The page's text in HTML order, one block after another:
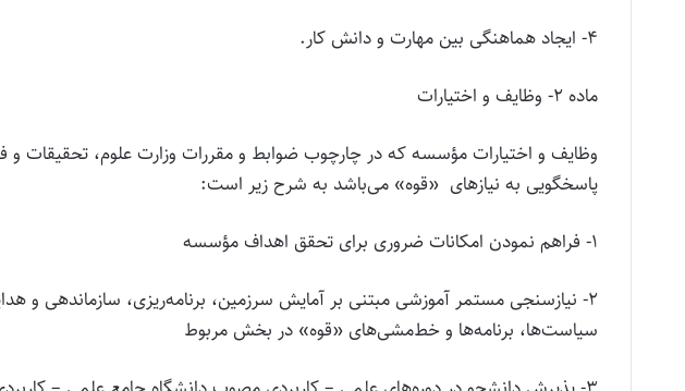
۴- ایجاد هماهنگی بین مهارت و دانش کار.
ماده ۲- وظایف و اختیارات
وظایف و اختیارات مؤسسه که در چارچوب ضوابط و مقررات وزارت علوم، تحقیقات و
پاسخگویی به نیازهای «قوه» می‌باشد به شرح زیر است:
۱- فراهم نمودن امکانات ضروری برای تحقق اهداف مؤسسه
۲- نیازسنجی مستمر آموزشی مبتنی بر آمایش سرزمین، برنامه‌ریزی، سازماندهی و
سیاست‌ها، برنامه‌ها و خط‌مشی‌های «قوه» در بخش مربوط